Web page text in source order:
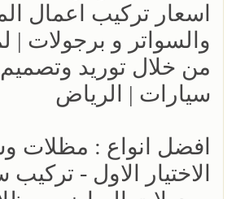
اسعار تركيب اعمال
والسواتر و برجولات |
من خلال توريد
سيارات | الرياض
افضل انواع : مظلات
الاختيار الاول - تركيب